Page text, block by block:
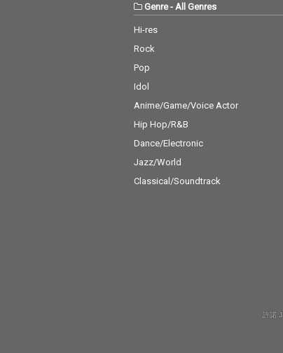
Genre- All Genres
Hi-res
Rock
Pop
Idol
Anime/Game/Voice Actor
Hip Hop/R&B
Dance/Electronic
Jazz/World
Classical/Soundtrack
許諾